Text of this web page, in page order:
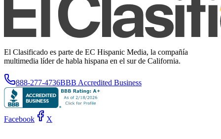
El Clasificado es parte de EC Hispanic Media, la compañía
multimedia líder de habla hispana en el sur de California.
888-277-4736BBB Accredited Business
Facebook X